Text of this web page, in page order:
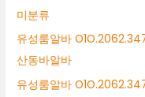
미분류
유성룸알바
산동바알바
유성룸알바